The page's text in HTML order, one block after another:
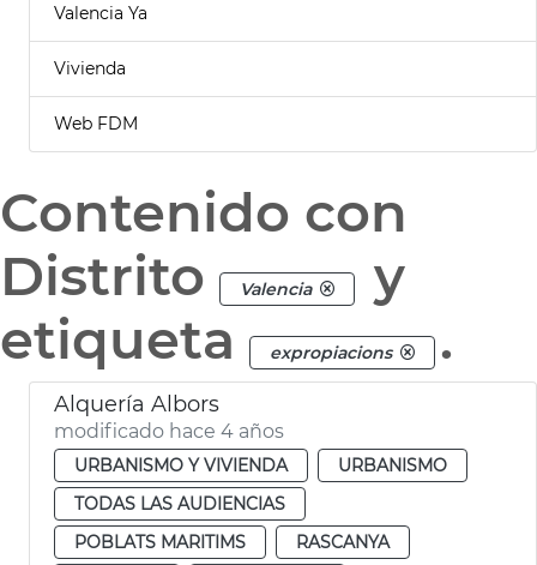
Valencia Ya
Vivienda
Web FDM
Contenido con
Distrito
Valencia
y
etiqueta
expropiacions .
Alquería Albors
modificado hace 4 años
URBANISMO Y VIVIENDA
URBANISMO
TODAS LAS AUDIENCIAS
POBLATS MARITIMS
RASCANYA